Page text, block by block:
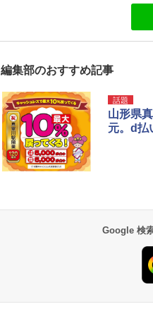
編集部のおすすめ記事
話題
山形県
元。d払
Google 検